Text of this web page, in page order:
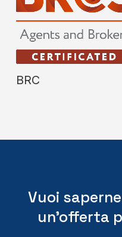
BRC
Vuoi
un’offerta